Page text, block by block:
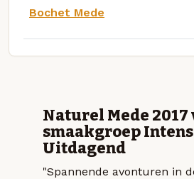
Bochet Mede
Naturel Mede 2017
smaakgroep Intens
Uitdagend
"Spannende avonturen in